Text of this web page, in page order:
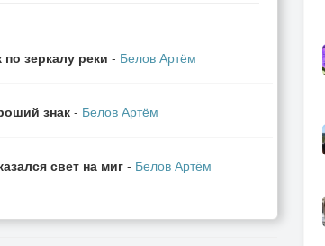
по зеркалу реки - Белов Артём
знак- Белов Артём
свет на миг- Белов Артём